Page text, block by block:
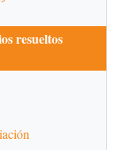
resueltos